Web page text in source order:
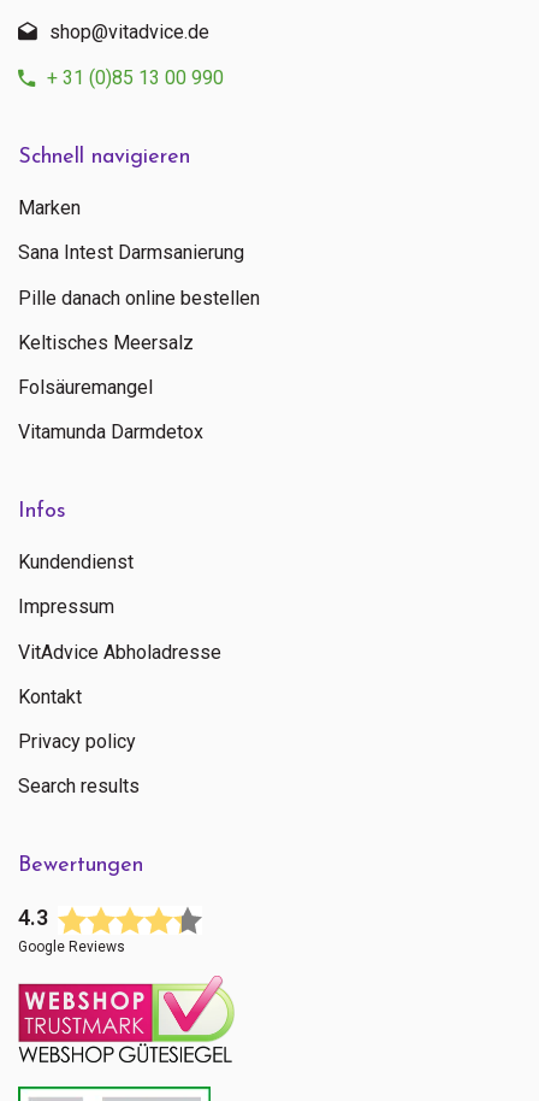
Schnell navigieren
Marken
Sana Intest Darmsanierung
Pille danach online bestellen
Keltisches Meersalz
Folsäuremangel
Vitamunda Darmdetox
Infos
Kundendienst
Impressum
VitAdvice Abholadresse
Kontakt
Privacy policy
Search results
Bewertungen
4.3
Google Reviews
shop@vitadvice.de
+ 31 (0)85 13 00 990